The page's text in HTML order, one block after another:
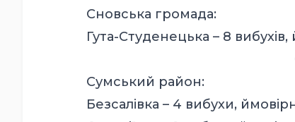
Сновська громада:
Гута-Студенецька – 8
Сумський район:
Безсалівка – 4 вибухи,